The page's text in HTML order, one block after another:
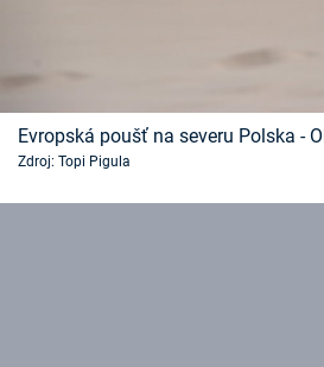
Evropská poušť na severu Polska -
Zdroj: Topi Pigula